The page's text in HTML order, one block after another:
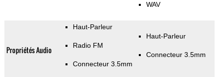
WAV
Propriétés Audio
Haut-Parleur
Radio FM
Connecteur 3.5mm
Haut-Parleur
Connecteur 3.5mm